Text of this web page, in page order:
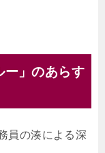
ー」のあらす
員の湊による深